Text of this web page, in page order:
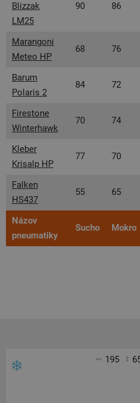
Blizzak
LM25
90 86
Marangoni
Meteo HP
68 76
Barum
Polaris 2
84 72
Firestone
Winterhawk
70 74
Kleber
Krisalp HP
77 70
Falken
HS437
55 65
Názov
pneumatiky
Sucho Mokro
195